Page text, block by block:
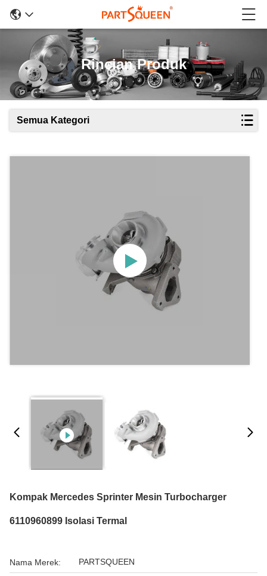
Rincian Produk
Semua Kategori
Kompak Mercedes Sprinter Mesin Turbocharger
6110960899 Isolasi Termal
Nama Merek: PARTSQUEEN